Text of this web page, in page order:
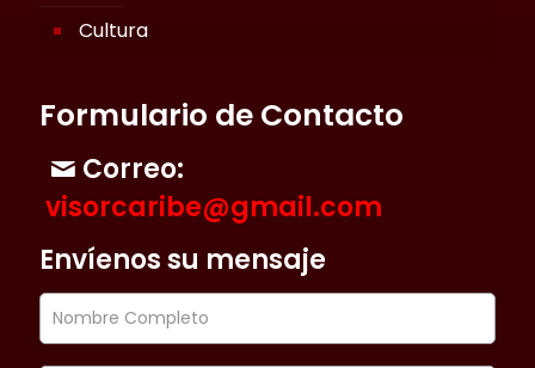
Cultura
Formulario de Contacto
Correo:
visorcaribe@gmail.com
Envíenos su mensaje